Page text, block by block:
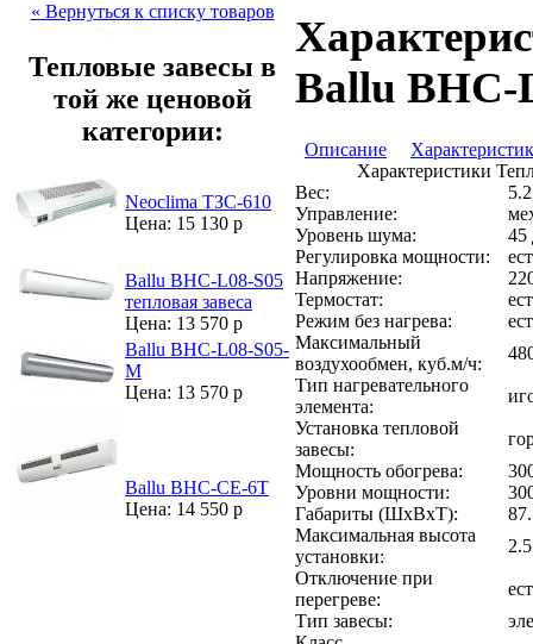
« Вернуться к списку товаров
Тепловые завесы в
той же ценовой
категории:
Neoclima ТЗС-610
Цена: 15 130 р
Ballu BHC-L08-S05
тепловая завеса
Цена: 13 570 р
Ballu BHC-L08-S05-
M
Цена: 13 570 р
Ballu BHC-CE-6T
Цена: 14 550 р
Ballu BHC-
Описание
Характеристики
Вес:
Управление:
Уровень шума:
45
Регулировка мощности:
Напряжение:
Термостат:
Режим без нагрева:
Максимальный
воздухообмен, куб.м/ч:
Тип нагревательного
элемента:
Установка тепловой
завесы:
Мощность обогрева:
Уровни мощности:
Габариты (ШхВхТ):
Максимальная высота
установки:
Отключение при
перегреве:
Тип завесы: